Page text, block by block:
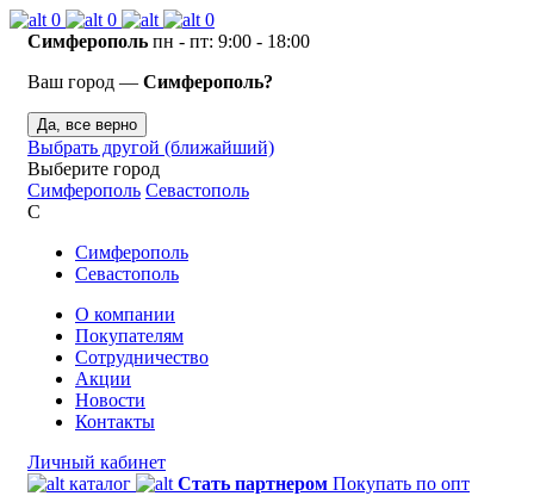
0 0
0
Симферополь пн - пт: 9:00 - 18:00
Ваш город — Симферополь?
Да, все верно
Выбрать другой (ближайший)
Выберите город
Симферополь Севастополь
С
Симферополь
Севастополь
О компании
Покупателям
Сотрудничество
Акции
Новости
Контакты
Личный кабинет
каталог
Стать партнером Покупать по опт